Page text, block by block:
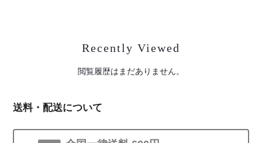
Recently Viewed
閲覧履歴はまだありません。
送料・配送について